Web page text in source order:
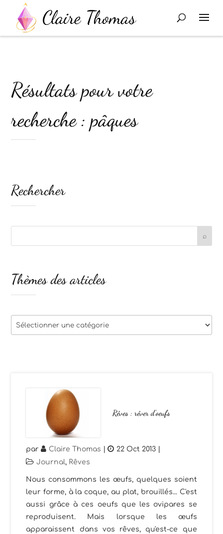
Résultats pour votre
recherche : pâques
Rêves : rêver d’oeufs
par Claire Thomas | 22 Oct 2013
Journal, Rêves
Nous consommons les œufs, quelques soient
leur forme, à la coque, au plat, brouillés... C'est
aussi grâce à ces oeufs que les ovipares se
reproduisent. Mais lorsque les œufs
apparaissent dans vos rêves, qu'est-ce que
Rechercher
Thèmes des articles
Thèmes
des